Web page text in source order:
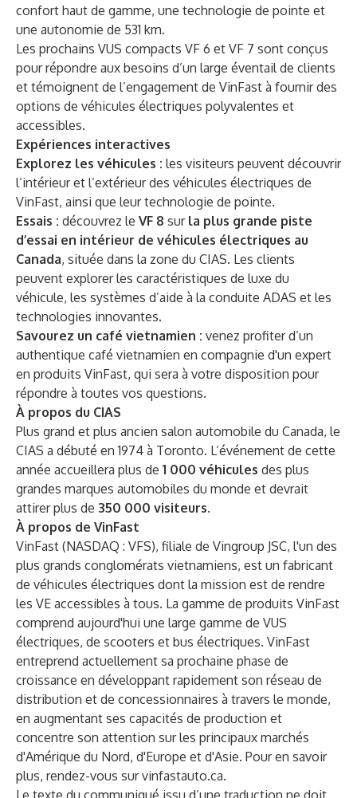
confort haut de gamme, une technologie de pointe et
une autonomie de 531 km.
Les prochains VUS compacts VF 6 et VF 7 sont conçus
pour répondre aux besoins d’un large éventail de clients
et témoignent de l’engagement de VinFast à fournir des
options de véhicules électriques polyvalentes et
accessibles.
Expériences interactives
Explorez les véhicules : les visiteurs peuvent découvrir
l’intérieur et l’extérieur des véhicules électriques de
VinFast, ainsi que leur technologie de pointe.
Essais : découvrez le VF 8 sur la plus grande piste
d’essai en intérieur de véhicules électriques au
Canada, située dans la zone du CIAS. Les clients
peuvent explorer les caractéristiques de luxe du
véhicule, les systèmes d’aide à la conduite ADAS et les
technologies innovantes.
Savourez un café vietnamien : venez profiter d’un
authentique café vietnamien en compagnie d'un expert
en produits VinFast, qui sera à votre disposition pour
répondre à toutes vos questions.
À propos du CIAS
Plus grand et plus ancien salon automobile du Canada, le
CIAS a débuté en 1974 à Toronto. L’événement de cette
année accueillera plus de 1 000 véhicules des plus
grandes marques automobiles du monde et devrait
attirer plus de 350 000 visiteurs.
À propos de VinFast
VinFast (NASDAQ : VFS), filiale de Vingroup JSC, l'un des
plus grands conglomérats vietnamiens, est un fabricant
de véhicules électriques dont la mission est de rendre
les VE accessibles à tous. La gamme de produits VinFast
comprend aujourd'hui une large gamme de VUS
électriques, de scooters et bus électriques. VinFast
entreprend actuellement sa prochaine phase de
croissance en développant rapidement son réseau de
distribution et de concessionnaires à travers le monde,
en augmentant ses capacités de production et
concentre son attention sur les principaux marchés
d'Amérique du Nord, d'Europe et d'Asie. Pour en savoir
plus, rendez-vous survinfastauto.ca.
Le texte du communiqué issu d’une traduction ne doit